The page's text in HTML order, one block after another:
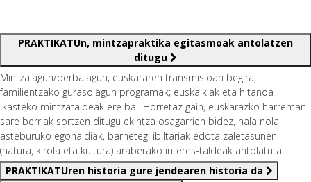
PRAKTIKATUn, mintzapraktika egitasmoak antolatzen
ditugu
Mintzalagun/berbalagun; euskararen transmisioari begira,
familientzako gurasolagun programak; euskalkiak eta hitanoa
ikasteko mintzataldeak ere bai. Horretaz gain, euskarazko harreman-
sare berriak sortzen ditugu ekintza osagarrien bidez, hala nola,
asteburuko egonaldiak, barnetegi ibiltariak edota zaletasunen
(natura, kirola eta kultura) araberako interes-taldeak antolatuta.
PRAKTIKATUren historia gure jendearen historia da